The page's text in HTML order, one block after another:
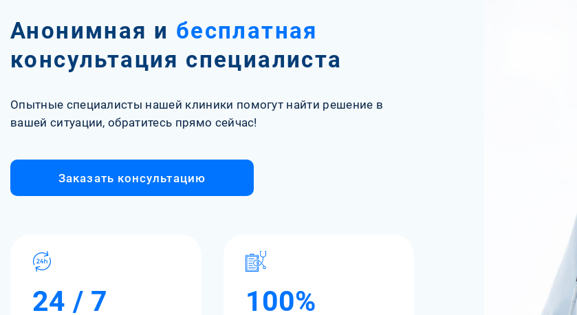
Анонимная и бесплатная
консультация специалиста
Опытные специалисты нашей клиники помогут найти решение в
вашей ситуации, обратитесь прямо сейчас!
Заказать консультацию
24 / 7 100%